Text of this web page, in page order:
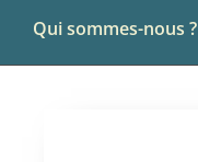
Qui sommes-nous ?